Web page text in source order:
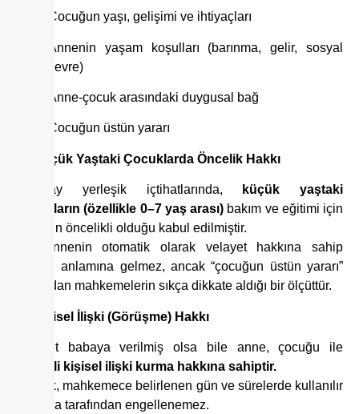
Çocuğun yaşı, gelişimi ve ihtiyaçları
Annenin yaşam koşulları (barınma, gelir, sosyal
çevre)
Anne-çocuk arasındaki duygusal bağ
Çocuğun üstün yararı
Küçük Yaştaki Çocuklarda Öncelik Hakkı
Yargıtay yerleşik içtihatlarında,
küçük yaştaki
çocukların (özellikle 0–7 yaş arası) bakım ve eğitimi için
annenin öncelikli olduğu kabul edilmiştir.
Bu, annenin otomatik olarak velayet hakkına sahip
olduğu anlamına gelmez, ancak “çocuğun üstün yararı”
açısından mahkemelerin sıkça dikkate aldığı bir ölçüttür.
Kişisel İlişki (Görüşme) Hakkı
Velayet babaya verilmiş olsa bile anne, çocuğu ile
düzenli kişisel ilişki kurma hakkına sahiptir.
Bu hak, mahkemece belirlenen gün ve sürelerde kullanılır
ve baba tarafından engellenemez.